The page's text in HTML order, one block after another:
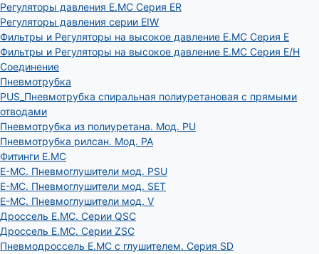
Регуляторы давления E.MC Серия ER
Регуляторы давления серии EIW
Фильтры и Регуляторы на высокое давление E.MC Серия E
Фильтры и Регуляторы на высокое давление E.MC Серия E/H
Соединение
Пневмотрубка
PUS_Пневмотрубка спиральная полиуретановая с прямыми
отводами
Пневмотрубка из полиуретана. Мод. РU
Пневмотрубка рилсан. Мод. PA
Фитинги E.MC
E-MC. Пневмоглушители мод. PSU
E-MC. Пневмоглушители мод. SET
E-MC. Пневмоглушители мод. V
Дроссель E.MC. Серии QSC
Дроссель E.MC. Серии ZSC
Пневмодроссель E.MC с глушителем. Серия SD